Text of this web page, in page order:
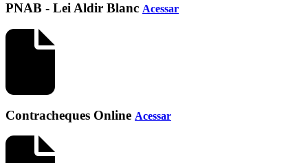
PNAB - Lei Aldir Blanc Acessar
Contracheques Online Acessar